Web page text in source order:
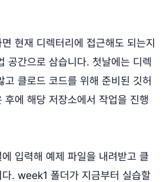
현재 디렉터리에 접근해도 되는지
공간으로 삼습니다. 첫날에는 디렉
고 클로드 코드를 위해 준비된 깃허
후에 해당 저장소에서 작업을 진행
입력해 예제 파일을 내려받고 클
. week1 폴더가 지금부터 실습할